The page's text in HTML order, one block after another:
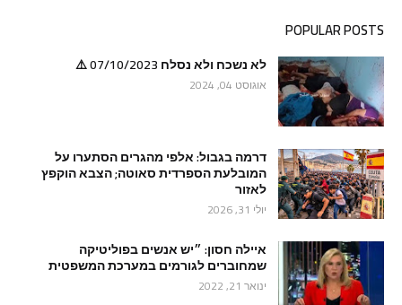
POPULAR POSTS
לא נשכח ולא נסלח 07/10/2023 ⚠️
אוגוסט 04, 2024
דרמה בגבול: אלפי מהגרים הסתערו על
המובלעת הספרדית סאוטה; הצבא הוקפץ
לאזור
יולי 31, 2026
איילה חסון: ״יש אנשים בפוליטיקה
שמחוברים לגורמים במערכת המשפטית
ינואר 21, 2022